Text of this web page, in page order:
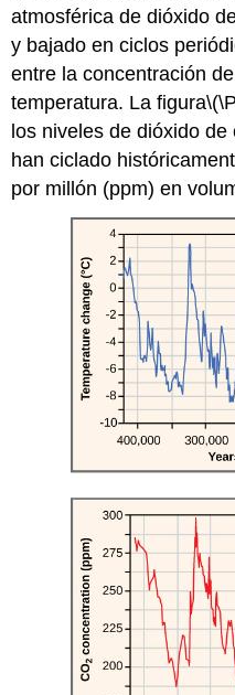
atmosférica de dióxido
y bajado en ciclos
entre la concentración
temperatura. La figura
los niveles de dióxido
han ciclado
por millón (ppm) en